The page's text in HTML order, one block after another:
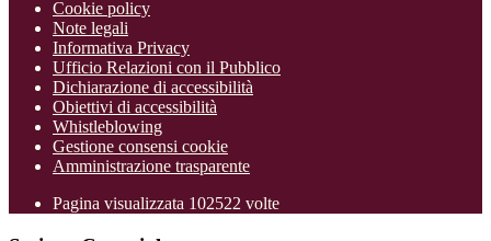
Cookie policy
Note legali
Informativa Privacy
Ufficio Relazioni con il Pubblico
Dichiarazione di accessibilità
Obiettivi di accessibilità
Whistleblowing
Gestione consensi cookie
Amministrazione trasparente
Pagina visualizzata 102522 volte